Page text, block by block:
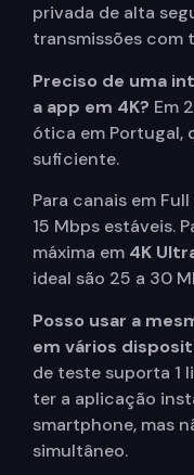
privada de alta
transmissões com
Preciso de uma
a app em 4K? Em
ótica em Portugal,
suficiente.
Para canais em
15 Mbps estáveis.
máxima em 4K
ideal são 25 a 30
Posso usar a
em vários
de teste suporta 1
ter a aplicação
smartphone, mas
simultâneo.